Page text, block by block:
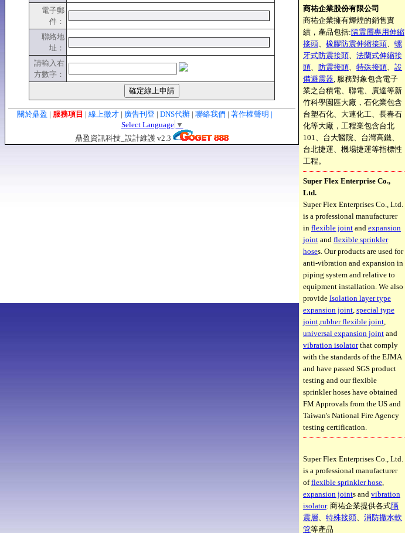
電子郵
件：
聯絡地
址：
請輸入右
方數字：
關於鼎盈 | 服務項目 | 線上徵才 | 廣告刊登 | DNS代辦 | 聯絡我們 | 著作權聲明 |
Select Language ▼
鼎盈資訊科技_設計維護 v2.3
商祐企業股份有限公司
商祐企業擁有輝煌的銷售實
績，產品包括:隔震層專用伸縮
接頭、 橡膠防震伸縮接頭、 螺
牙式防震接頭、 法蘭式伸縮接
頭、 防震接頭、 特殊接頭、 設
備避震器, 服務對象包含電子
業之台積電、聯電、廣達等新
竹科學園區大廠，石化業包含
台塑石化、大連化工、長春石
化等大廠，工程業包含台北
101、台大醫院、台灣高鐵、
台北捷運、機場捷運等指標性
工程。
Super Flex Enterprise Co.,
Ltd.
Super Flex Enterprises Co., Ltd.
is a professional manufacturer
in flexible joint and expansion
joint and flexible sprinkler
hoses. Our products are used for
anti-vibration and expansion in
piping system and relative to
equipment installation. We also
provide Isolation layer type
expansion joint, special type
joint,rubber flexible joint,
universal expansion joint and
vibration isolatorthat comply
with the standards of the EJMA
and have passed SGS product
testing and our flexible
sprinkler hoses have obtained
FM Approvals from the US and
Taiwan's National Fire Agency
testing certification.
Super Flex Enterprises Co., Ltd.
is a professional manufacturer
offlexible sprinkler hose,
expansion joints and vibration
isolator. 商祐企業提供各式隔
震層、 特殊接頭、 消防撒水軟
管等產品